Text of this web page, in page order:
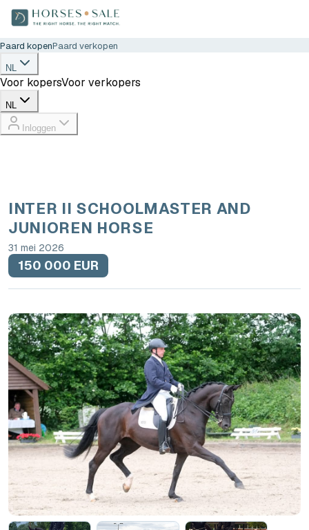
Paard kopenPaard verkopen
NL
Voor kopersVoor verkopers
NL
Inloggen
INTER II SCHOOLMASTER AND
JUNIOREN HORSE
31 mei 2026
150 000 EUR